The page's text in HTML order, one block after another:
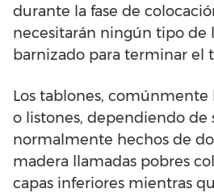
durante la fase de
necesitarán ningún tipo de
barnizado para terminar el
Los tablones, comúnmente
o listones, dependiendo de
normalmente hechos de
madera llamadas pobres
capas inferiores mientras